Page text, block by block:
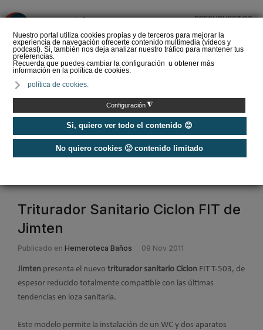
Nuestro portal utiliza cookies propias y de terceros para mejorar la
experiencia de navegación ofrecerte contenido multimedia (vídeos y
podcast). Si, también nos deja analizar nuestro tráfico para mantener tus
preferencias.
Recuerda que puedes cambiar la configuración u obtener más
información en la política de cookies.
política de cookies.
Configuración ◮
Si, quiero ver todo el contenido 😊
No quiero cookies 🙁 contenido limitado
PRESUPUESTOS
del Amperio (Episodio 3)
Etiquetas / sanitario
Triturador Sanitario Ciclon FIT de
Jimten
Publicado en Hemeroteca Baños 09 Nov 2011
Jimten presenta el nuevo triturador sanitario Ciclon FIT T-503, de
espesor reducido totalmente compatible con las últimas
tendencias en loza sanitaria.
Este modelo permite la instalación de un WC y dos aparatos